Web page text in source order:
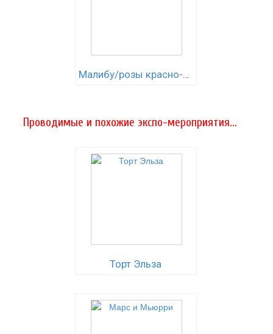
Малибу/розы красно-белые
Проводимые и похожие экспо-мероприятия...
Торт Эльза